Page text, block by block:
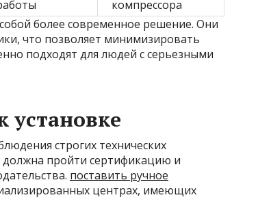
компрессора
более современное решение. Они
что позволяет минимизировать
подходят для людей с серьезными
установке
строгих технических
должна пройти сертификацию и
поставить ручное
центрах, имеющих